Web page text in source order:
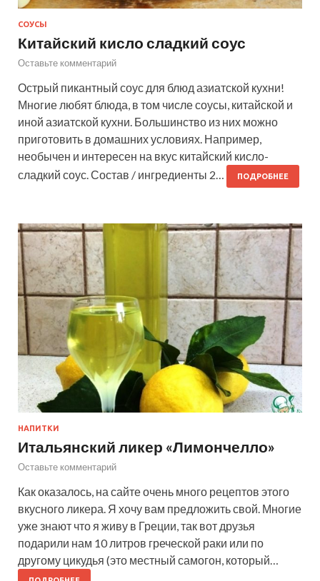
СОУСЫ
Китайский кисло сладкий соус
Оставьте комментарий
Острый пикантный соус для блюд азиатской кухни!
Многие любят блюда, в том числе соусы, китайской и
иной азиатской кухни. Большинство из них можно
приготовить в домашних условиях. Например,
необычен и интересен на вкус китайский кисло-
сладкий соус. Состав / ингредиенты 2…
ПОДРОБНЕЕ
НАПИТКИ
Итальянский ликер «Лимончелло»
Оставьте комментарий
Как оказалось, на сайте очень много рецептов этого
вкусного ликера. Я хочу вам предложить свой. Многие
уже знают что я живу в Греции, так вот друзья
подарили нам 10 литров греческой раки или по
другому цикудья (это местный самогон, который…